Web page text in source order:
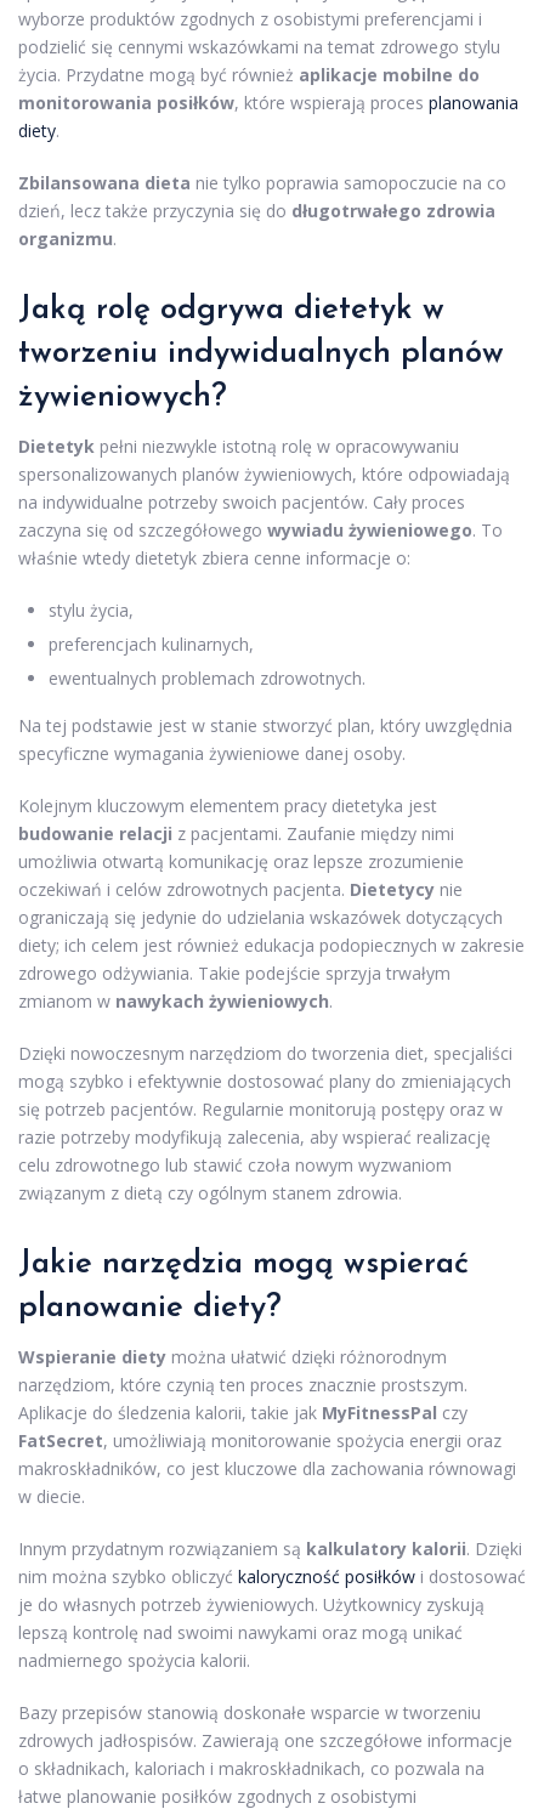
wyborze produktów zgodnych z osobistymi preferencjami i
podzielić się cennymi wskazówkami na temat zdrowego stylu
życia. Przydatne mogą być również aplikacje mobilne do
monitorowania posiłków, które wspierają proces planowania
diety.
Zbilansowana dieta nie tylko poprawia samopoczucie na co
dzień, lecz także przyczynia się do długotrwałego zdrowia
organizmu.
Jaką rolę odgrywa dietetyk w
tworzeniu indywidualnych planów
żywieniowych?
Dietetyk pełni niezwykle istotną rolę w opracowywaniu
spersonalizowanych planów żywieniowych, które odpowiadają
na indywidualne potrzeby swoich pacjentów. Cały proces
zaczyna się od szczegółowego wywiadu żywieniowego. To
właśnie wtedy dietetyk zbiera cenne informacje o:
stylu życia,
preferencjach kulinarnych,
ewentualnych problemach zdrowotnych.
Na tej podstawie jest w stanie stworzyć plan, który uwzględnia
specyficzne wymagania żywieniowe danej osoby.
Kolejnym kluczowym elementem pracy dietetyka jest
budowanie relacji z pacjentami. Zaufanie między nimi
umożliwia otwartą komunikację oraz lepsze zrozumienie
oczekiwań i celów zdrowotnych pacjenta. Dietetycy nie
ograniczają się jedynie do udzielania wskazówek dotyczących
diety; ich celem jest również edukacja podopiecznych w zakresie
zdrowego odżywiania. Takie podejście sprzyja trwałym
zmianom w nawykach żywieniowych.
Dzięki nowoczesnym narzędziom do tworzenia diet, specjaliści
mogą szybko i efektywnie dostosować plany do zmieniających
się potrzeb pacjentów. Regularnie monitorują postępy oraz w
razie potrzeby modyfikują zalecenia, aby wspierać realizację
celu zdrowotnego lub stawić czoła nowym wyzwaniom
związanym z dietą czy ogólnym stanem zdrowia.
Jakie narzędzia mogą wspierać
planowanie diety?
Wspieranie diety można ułatwić dzięki różnorodnym
narzędziom, które czynią ten proces znacznie prostszym.
Aplikacje do śledzenia kalorii, takie jak MyFitnessPal czy
FatSecret, umożliwiają monitorowanie spożycia energii oraz
makroskładników, co jest kluczowe dla zachowania równowagi
w diecie.
Innym przydatnym rozwiązaniem są kalkulatory kalorii. Dzięki
nim można szybko obliczyć kaloryczność posiłków i dostosować
je do własnych potrzeb żywieniowych. Użytkownicy zyskują
lepszą kontrolę nad swoimi nawykami oraz mogą unikać
nadmiernego spożycia kalorii.
Bazy przepisów stanowią doskonałe wsparcie w tworzeniu
zdrowych jadłospisów. Zawierają one szczegółowe informacje
o składnikach, kaloriach i makroskładnikach, co pozwala na
łatwe planowanie posiłków zgodnych z osobistymi